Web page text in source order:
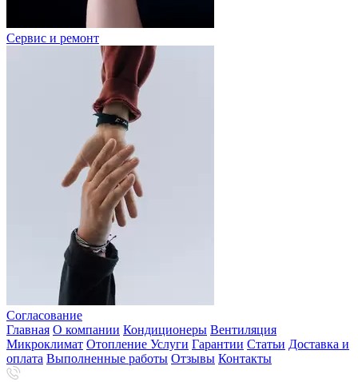
Сервис и ремонт
Согласование
Главная О компании Кондиционеры Вентиляция
Микроклимат Отопление Услуги Гарантии Статьи Доставка и
оплата Выполненные работы Отзывы Контакты